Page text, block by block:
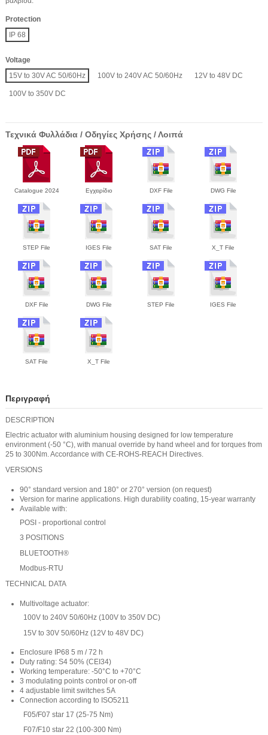
Protection
IP 68
Voltage
15V to 30V AC 50/60Hz
100V to 240V AC 50/60Hz 12V to 48V DC
100V to 350V DC
Τεχνικά Φυλλάδια / Οδηγίες Χρήσης / Λοιπά
Catalogue 2024 Εγχειρίδιο DXF File DWG File
STEP File IGES File SAT File X_T File
DXF File DWG File STEP File IGES File
SAT File X_T File
Περιγραφή
DESCRIPTION
Electric actuator with aluminium housing designed for low temperature
environment (-50 °C), with manual override by hand wheel and for torques from
25 to 300Nm. Accordance with CE-ROHS-REACH Directives.
VERSIONS
90° standard version and 180° or 270° version (on request)
Version for marine applications. High durability coating, 15-year warranty
Available with:
POSI - proportional control
3 POSITIONS
BLUETOOTH®
Modbus-RTU
TECHNICAL DATA
Multivoltage actuator:
100V to 240V 50/60Hz (100V to 350V DC)
15V to 30V 50/60Hz (12V to 48V DC)
Enclosure IP68 5 m / 72 h
Duty rating: S4 50% (CEI34)
Working temperature: -50°C to +70°C
3 modulating points control or on-off
4 adjustable limit switches 5A
Connection according to ISO5211
F05/F07 star 17 (25-75 Nm)
F07/F10 star 22 (100-300 Nm)